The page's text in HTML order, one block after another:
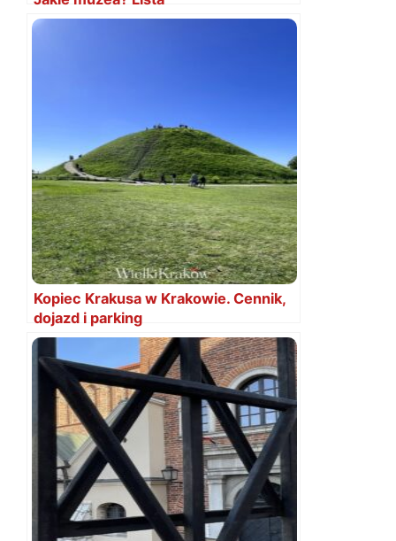
Kopiec Krakusa w Krakowie. Cennik,
dojazd i parking